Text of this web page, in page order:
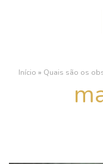
Início » Quais são os